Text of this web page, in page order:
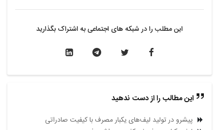
این مطلب را در شبکه های اجتماعی به اشتراک بگذارید
این مطالب را از دست ندهید
پیشرو در تولید لیف‌های یکبار مصرف با کیفیت صادراتی